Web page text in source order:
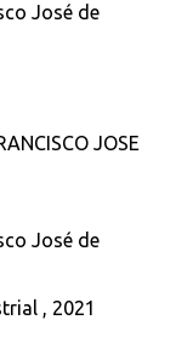
José de
JOSE
José de
, 2021